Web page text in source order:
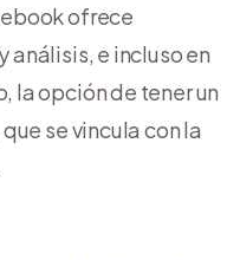
ofrece
análisis, e incluso en
la opción de tener un
se vincula con la